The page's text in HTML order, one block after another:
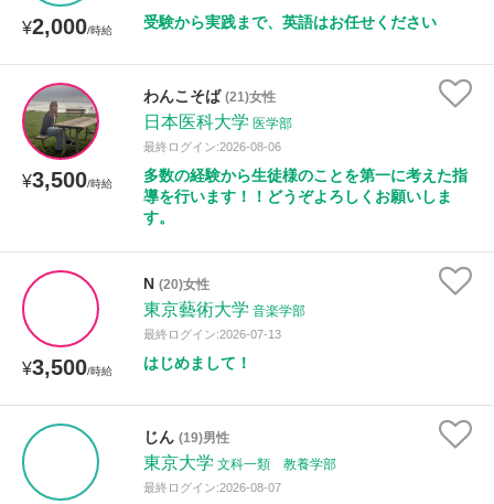
¥2,000/時給 受験から実践まで、英語はお任せください
¥3,500/時給
わんこそば (21)女性
日本医科大学 医学部
最終ログイン:2026-08-06
多数の経験から生徒様のことを第一に考えた指
導を行います！！どうぞよろしくお願いしま
す。
¥3,500/時給
N (20)女性
東京藝術大学 音楽学部
最終ログイン:2026-07-13
はじめまして！
じん (19)男性
東京大学 文科一類 教養学部
最終ログイン:2026-08-07